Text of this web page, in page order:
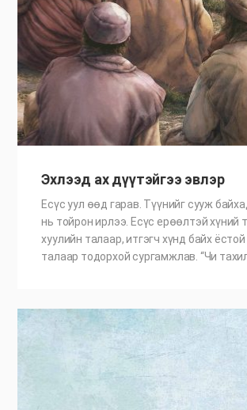
Эхлээд ах дүүтэйгээ эвлэр
Есүс уул өөд гарав. Түүнийг сууж
нь тойрон ирлээ. Есүс ерөөлтэй хүний
хуулийн талаар, итгэгч хүнд байх
талаар тодорхой сургамжлав. “Чи